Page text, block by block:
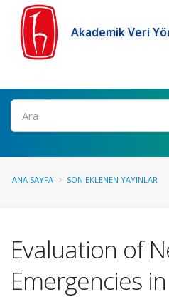
Akademik Veri
Ara
ANA SAYFA SON EKLENEN YAYINLAR
Evaluation of
Emergencies